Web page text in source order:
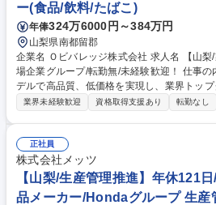
ー(食品/飲料/たばこ)
年俸324万6000円～384万円
山梨県南都留郡
企業名 Ｏビバレッジ株式会社 求人名 【山梨/製造(メンバー)】プライム上
場企業グループ/転勤無/未経験歓迎！ 仕事の内容 当社は独自のビジネスモ
デルで高品質、低価格を実現し、業界トッ
ーカーのグループ企業です。そんな当社山
当いただく予定です。どの工程もオートメー
ただきます。それぞれの機械が順調に稼働す
ナンスを中心に業務を学んでいただき、将
ストや製造部門のマネージャーを目指していた
職種 【山梨/製造(メンバー)】プライム上場
業界未経験歓迎 資格取得支援あり 転勤なし
正社員
株式会社メッツ
【山梨/生産管理推進】年休121
品メーカー/Hondaグループ 生産